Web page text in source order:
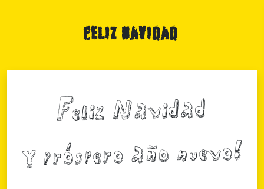
Feliz Navidad
Feliz Navidad
y próspero año nuevo!